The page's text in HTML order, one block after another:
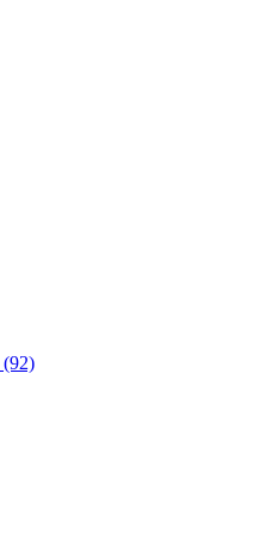
(92)